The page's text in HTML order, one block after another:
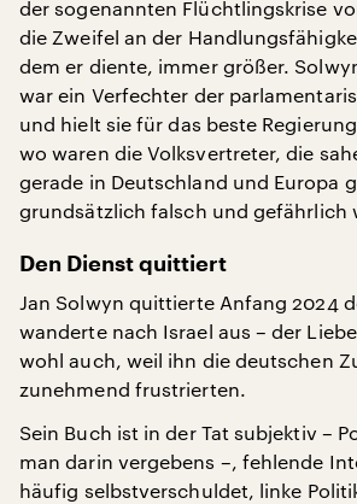
der sogenannten Flüchtlingskrise
die Zweifel an der
dem er diente, immer größer.
war ein Verfechter der
und hielt sie für das beste
wo waren die Volksvertreter, die
gerade in Deutschland und Europa
grundsätzlich falsch und gefährlich
Den Dienst quittiert
Jan Solwyn quittierte Anfang 2024
wanderte nach Israel aus – der
wohl auch, weil ihn die deutschen
zunehmend frustrierten.
Sein Buch ist in der Tat subjektiv –
man darin vergebens –, fehlende
häufig selbstverschuldet, linke